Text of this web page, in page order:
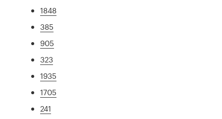
1848
385
905
323
1935
1705
241